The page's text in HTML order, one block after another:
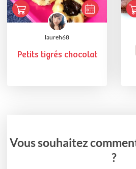
laureh68
Petits tigrés chocolat
Vous souhaitez
?